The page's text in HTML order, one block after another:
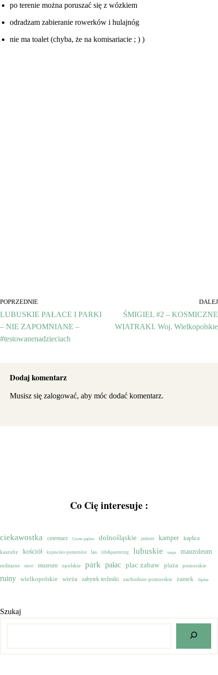
po terenie można poruszać się z wózkiem
odradzam zabieranie rowerków i hulajnóg
nie ma toalet (chyba, że na komisariacie ; ) )
POPRZEDNIE
LUBUSKIE PAŁACE I PARKI
– NIE ZAPOMNIANE –
#testowanenadzieciach
DALEJ
ŚMIGIEL #2 – KOSMICZNE
WIATRAKI. Woj. Wielkopolskie
Dodaj komentarz
Musisz się zalogować, aby móc dodać komentarz.
Co Cię interesuje :
ciekawostka cmentarz Czyste piękno dolnośląskie jezioro kamper kaplica
kaszuby kościół kujawsko-pomorskie las life&parenting lubuskie mapa mauzoleum
militarne most muzeum opolskie park pałac plac zabaw plaża pomorskie
ruiny wielkopolskie wieża zabytek techniki zachodnio-pomorskie zamek śląskie
Szukaj